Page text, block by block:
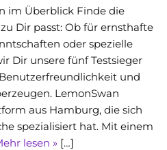
im Überblick Finde die
Dir passt: Ob für ernsthafte
oder spezielle
Dir unsere fünf Testsieger
und
LemonSwan
aus Hamburg, die sich
spezialisiert hat. Mit einem
lesen » […]